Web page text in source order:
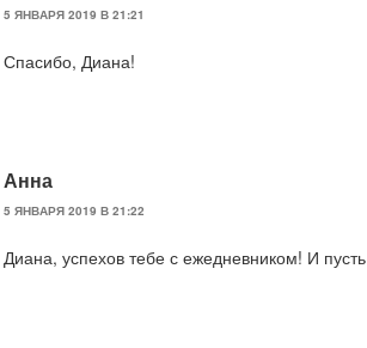
5 ЯНВАРЯ 2019 В 21:21
Спасибо, Диана!
Анна
5 ЯНВАРЯ 2019 В 21:22
Диана, успехов тебе с ежедневником! И